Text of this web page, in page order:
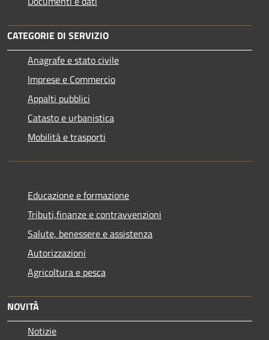
CATEGORIE DI SERVIZIO
Anagrafe e stato civile
Imprese e Commercio
Appalti pubblici
Catasto e urbanistica
Mobilità e trasporti
Educazione e formazione
Tributi,finanze e contravvenzioni
Salute, benessere e assistenza
Autorizzazioni
Agricoltura e pesca
NOVITÀ
Notizie